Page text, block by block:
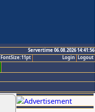
Servertime 06.08.2026 14:41:56
Logout
Login
FontSize:11pt